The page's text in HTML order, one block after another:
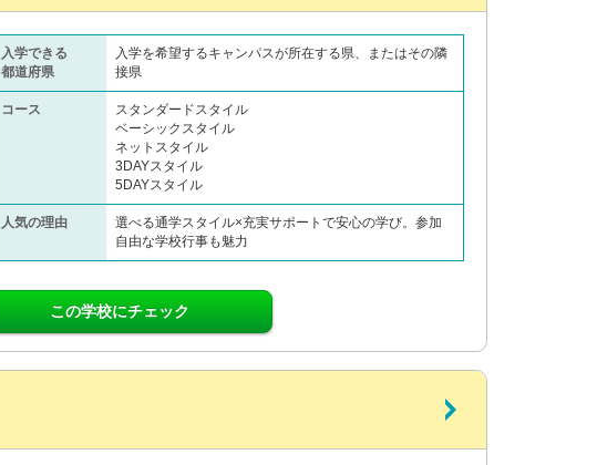
入学できる
都道府県
入学を希望するキャンパスが所在する県、またはその隣
接県
コース
スタンダードスタイル
ベーシックスタイル
ネットスタイル
3DAYスタイル
5DAYスタイル
人気の理由
選べる通学スタイル×充実サポートで安心の学び。参加
自由な学校行事も魅力
この学校にチェック